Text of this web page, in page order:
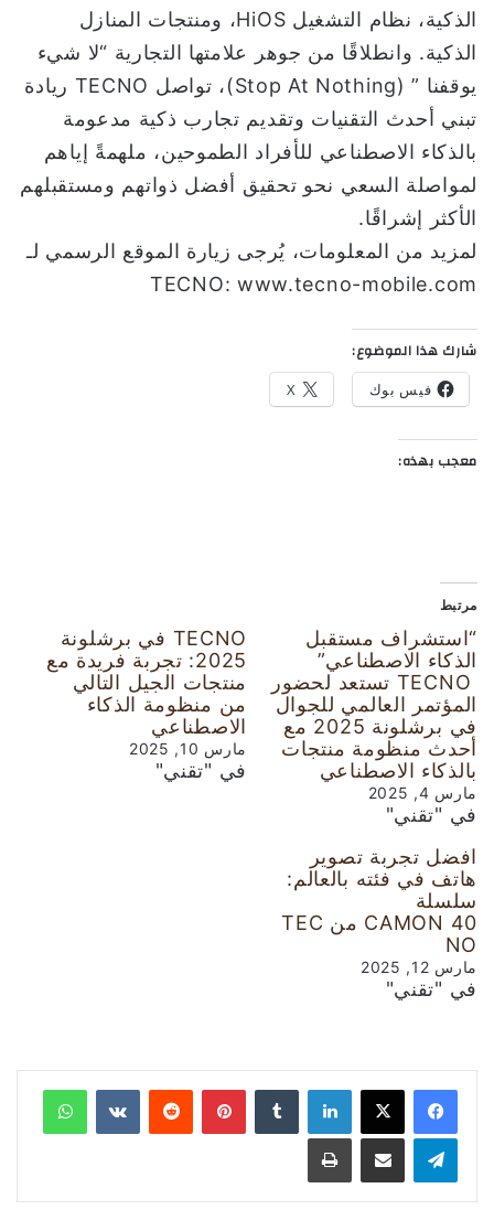
الذكية، نظام التشغيل HiOS، ومنتجات المنازل
الذكية. وانطلاقًا من جوهر علامتها التجارية “لا شيء
يوقفنا ” (Stop At Nothing)، تواصل TECNO ريادة
تبني أحدث التقنيات وتقديم تجارب ذكية مدعومة
بالذكاء الاصطناعي للأفراد الطموحين، ملهمةً إياهم
لمواصلة السعي نحو تحقيق أفضل ذواتهم ومستقبلهم
الأكثر إشراقًا.
لمزيد من المعلومات، يُرجى زيارة الموقع الرسمي لـ
TECNO: www.tecno-mobile.com
شارك هذا الموضوع:
فيس بوك X
معجب بهذه:
مرتبط
“استشراف مستقبل
الذكاء الاصطناعي”
TECNO تستعد لحضور
المؤتمر العالمي للجوال
في برشلونة 2025 مع
أحدث منظومة منتجات
بالذكاء الاصطناعي
مارس 4, 2025
في "تقني"
TECNO في برشلونة
2025: تجربة فريدة مع
منتجات الجيل التالي
من منظومة الذكاء
الاصطناعي
مارس 10, 2025
في "تقني"
افضل تجربة تصوير
هاتف في فئته بالعالم:
سلسلة
CAMON 40 من TEC
NO
مارس 12, 2025
في "تقني"
لينكدإن بينتيريست